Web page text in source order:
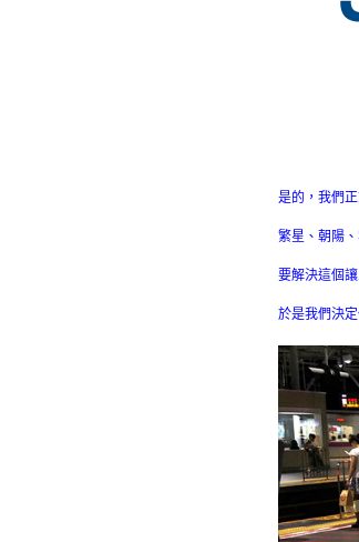
是的，我們
繁星、朝陽
要解決這個
於是我們決